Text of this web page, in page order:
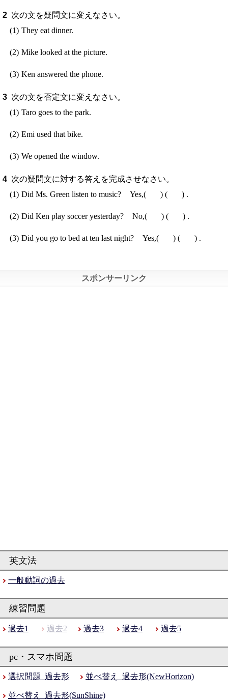
次の文を疑問文に変えなさい。
They eat dinner.
Mike looked at the picture.
Ken answered the phone.
次の文を否定文に変えなさい。
Taro goes to the park.
Emi used that bike.
We opened the window.
次の疑問文に対する答えを完成させなさい。
Did Ms. Green listen to music?
Yes,( ) ( ).
Did Ken play soccer yesterday? No,( ) ( ).
Did you go to bed at ten last night? Yes,( ) ( ).
一般動詞の過去
過去1 過去2 過去3 過去4 過去5
選択問題_過去形 並べ替え_過去形(NewHorizon)
並べ替え_過去形(SunShine)